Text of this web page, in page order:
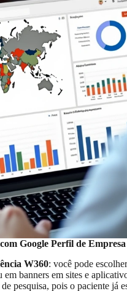
Google Perfil de Empresa
W360: você pode
banners em sites e
pesquisa, pois o paciente já